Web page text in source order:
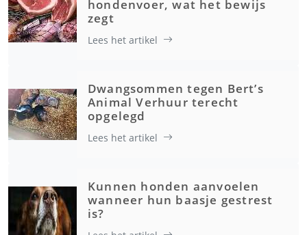
hondenvoer, wat het bewijs
zegt
Lees het artikel
Dwangsommen tegen Bert’s
Animal Verhuur terecht
opgelegd
Lees het artikel
Kunnen honden aanvoelen
wanneer hun baasje gestrest
is?